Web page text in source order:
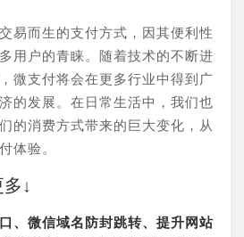
易而生的支付方式，因其便利性
用户的青睐。随着技术的不断进
微支付将会在更多行业中得到广
的发展。在日常生活中，我们也
的消费方式带来的巨大变化，从
体验。
↓
、微信域名防封跳转、提升网站